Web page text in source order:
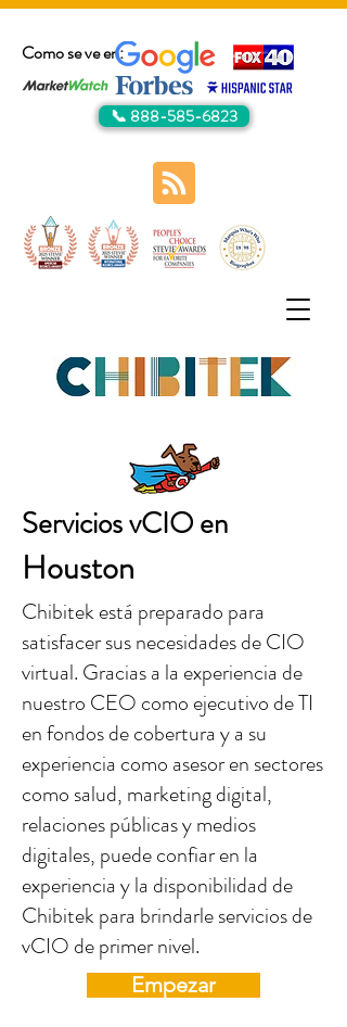
Como se ve en:
📞 888-585-6823
Servicios vCIO en
Houston
Chibitek está preparado para
satisfacer sus necesidades de CIO
virtual. Gracias a la experiencia de
nuestro CEO como ejecutivo de TI
en fondos de cobertura y a su
experiencia como asesor en sectores
como salud, marketing digital,
relaciones públicas y medios
digitales, puede confiar en la
experiencia y la disponibilidad de
Chibitek para brindarle servicios de
vCIO de primer nivel.
Empezar